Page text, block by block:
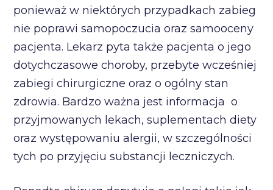
ponieważ w niektórych przypadkach zabieg
nie poprawi samopoczucia oraz samooceny
pacjenta. Lekarz pyta także pacjenta o jego
dotychczasowe choroby, przebyte wcześniej
zabiegi chirurgiczne oraz o ogólny stan
zdrowia. Bardzo ważna jest informacja o
przyjmowanych lekach, suplementach diety
oraz występowaniu alergii, w szczególności
tych po przyjęciu substancji leczniczych.